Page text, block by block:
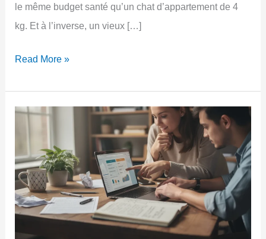
le même budget santé qu’un chat d’appartement de 4
kg. Et à l’inverse, un vieux […]
Chien
:
coûte
le
plus
cher
Read More »